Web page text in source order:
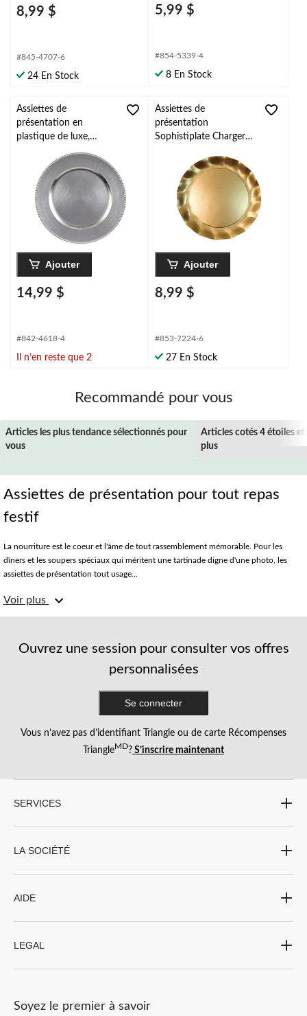
8,99 $
#845-4707-6
24 En Stock
5,99 $
#854-5339-4
8 En Stock
Assiettes de
présentation en
plastique de luxe,
paq. 4, argenté
Ajouter
14,99 $
#842-4618-4
Il n’en reste que 2
Assiettes de
présentation
Sophistiplate Charger
Ajouter
8,99 $
#853-7224-6
27 En Stock
Recommandé pour vous
Articles les plus tendance sélectionnés pour
vous
Articles cotés 4 étoiles et
plus
Assiettes de présentation pour tout repas
festif
La nourriture est le coeur et l'âme de tout rassemblement mémorable. Pour les
dîners et les soupers spéciaux qui méritent une tartinade digne d'une photo, les
assiettes de présentation tout usage...
Lorsqu'il s'agit d'une longue soirée de jeux, de collations, de repas copieux et de
moments de qualité, les assiettes de présentation sont indispensables. Avant de
Répartissez les friandises sur plusieurs assiettes de présentation et disposez-en
plusieurs dans votre espace de réception pendant toute la durée de la fête. Pour
une touche festive, optez pour nos assiettes de présentation en relief.
Voir plus
Ouvrez une session pour consulter vos offres
personnalisées
Se connecter
Vous n’avez pas d’identifiant Triangle ou de carte Récompenses
TriangleMD? S’inscrire maintenant
SERVICES
LA SOCIÉTÉ
AIDE
LEGAL
Soyez le premier à savoir